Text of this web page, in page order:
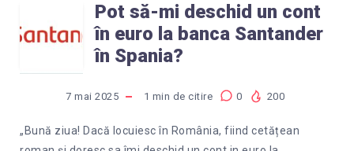
POT
SĂ-
MI
Pot să-mi deschid un cont
în euro la banca Santander
în Spania?
7 mai 2025 1 min de citire 0 200
„Bună ziua! Dacă locuiesc în România, fiind cetățean